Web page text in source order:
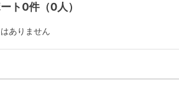
ト0件（0人）
ありません